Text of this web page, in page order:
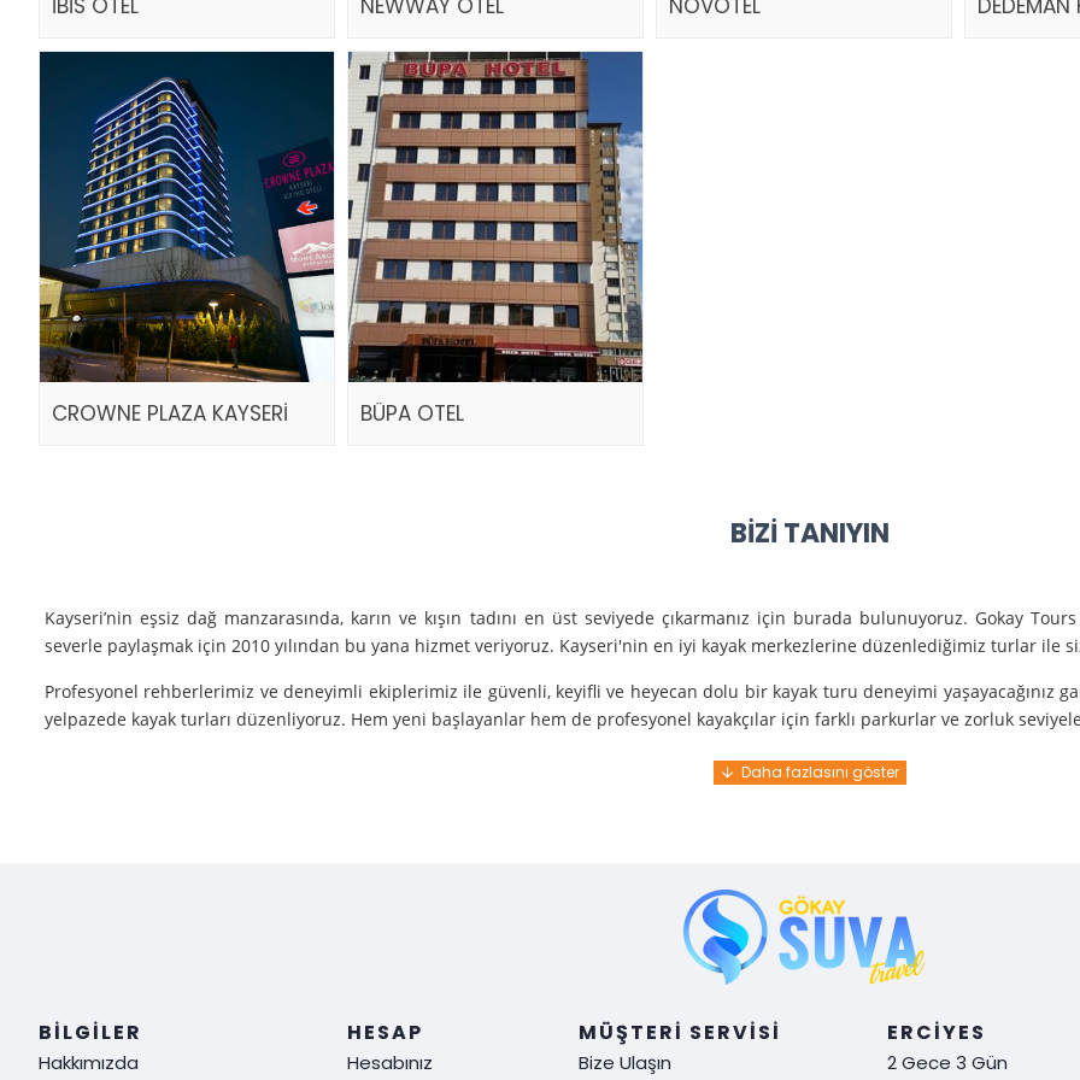
CROWNE PLAZA KAYSERİ BÜPA OTEL
BIZI TANIYIN
Kayseri’nin eşsiz dağ manzarasında, karın ve kışın tadını en üst seviyede çıkarmanız için burada bulunuyoruz. Gokay
severle paylaşmak için 2010 yılından bu yana hizmet veriyoruz. Kayseri'nin en iyi kayak merkezlerine düzenlediğimiz turlar ile
Profesyonel rehberlerimiz ve deneyimli ekiplerimiz ile güvenli, keyifli ve heyecan dolu bir kayak turu deneyimi yaşayacağınız
yelpazede kayak turları düzenliyoruz. Hem yeni başlayanlar hem de profesyonel kayakçılar için farklı parkurlar ve zorluk
Güvenlik: Kayak yaparken güvenliğiniz bizim için her şeyden önce gelir. En kaliteli ekipmanlarla ve uzman rehberlerle sizi güvenle
Müşteri Memnuniyeti: Sizin tatmin olmanız bizim için her şey demek. Tüm detayları önceden planlayarak, size özel, rahat ve
ediyoruz!
BILGILER
Hakkımızda
HESAP
Hesabınız
MÜŞTERI SERVISI
Bize Ulaşın
ERCIYES
2 Gece 3 Gün